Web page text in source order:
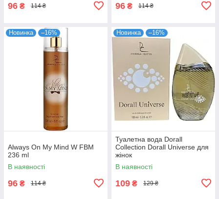
96 ₴ 114 ₴ 96 ₴ 114 ₴
Новинка –16%
Always On My Mind W FBM
236 ml
В наявності
96 ₴ 114 ₴
Новинка –16%
Туалетна вода Dorall
Collection Dorall Universe для
жінок
В наявності
109 ₴ 129 ₴